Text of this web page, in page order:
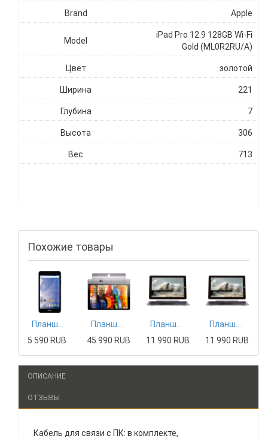
Brand Apple
Model
iPad Pro 12.9 128GB Wi-Fi
Gold (ML0R2RU/A)
Цвет золотой
Ширина 221
Глубина 7
Высота 306
Вес 713
Похожие товары
5 590 RUB
45 990 RUB
11 990 RUB
11 990 RUB
ОПИСАНИЕ
ОТЗЫВЫ
Кабель для связи с ПК: в комплекте,